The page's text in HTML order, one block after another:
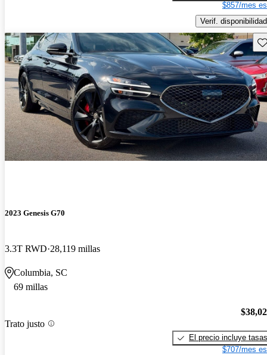
$857/mes
Verif. disponibilidad
2023 Genesis G70
3.3T RWD 28,119 millas
Columbia, SC
69 millas
Trato justo
El precio incluye tasas
$707/mes